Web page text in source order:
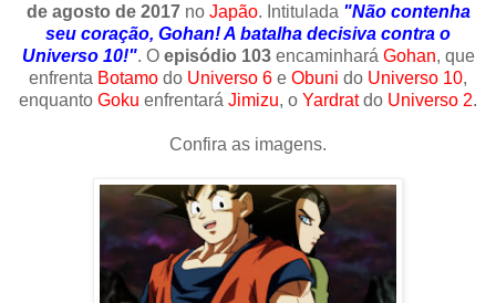
de agosto de 2017no Japão. Intitulada "Não contenha
seu coração, Gohan! A batalha decisiva contra o
Universo 10!". Oepisódio 103encaminhará Gohan, que
enfrenta Botamo do Universo 6 e Obuni do Universo 10,
enquanto Goku enfrentará Jimizu, o Yardratdo Universo 2.
Confira as imagens.